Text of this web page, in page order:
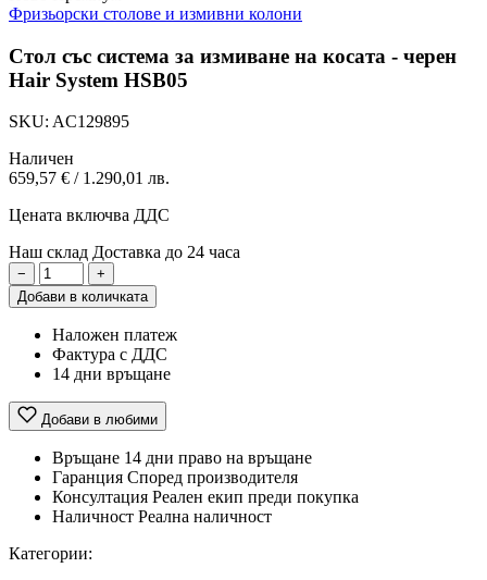
Фризьорски столове и измивни колони
Стол със система за измиване на косата - черен
Hair System HSB05
SKU: AC129895
Наличен
659,57 € / 1.290,01 лв.
Цената включва ДДС
Наш склад Доставка до 24 часа
−
+
Добави в количката
Наложен платеж
Фактура с ДДС
14 дни връщане
Добави в любими
Връщане 14 дни право на връщане
Гаранция Според производителя
Консултация Реален екип преди покупка
Наличност Реална наличност
Категории: